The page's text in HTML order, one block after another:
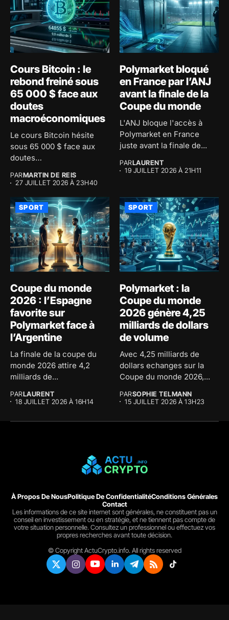
Cours Bitcoin : le
rebond freiné sous
65 000 $ face aux
doutes
macroéconomiques
Le cours Bitcoin hésite
sous 65 000 $ face aux
doutes
PARMARTIN DE REIS
27 JUILLET 2026 À 23H40
Polymarket bloqué
en France par l’ANJ
avant la finale de la
Coupe du monde
L'ANJ bloque l'accès à
Polymarket en France
juste avant la finale de...
PARLAURENT
19 JUILLET 2026 À 21H11
SPORT
Coupe du monde
2026 : l’Espagne
favorite sur
Polymarket face à
l’Argentine
La finale de la coupe du
monde 2026 attire 4,2
milliards de...
PARLAURENT
18 JUILLET 2026 À 16H14
SPORT
Polymarket : la
Coupe du monde
2026 génère 4,25
milliards de dollars
de volume
Avec 4,25 milliards de
dollars echanges sur la
Coupe du monde 2026,...
PARSOPHIE TELMANN
15 JUILLET 2026 À 13H23
À Propos De NousPolitique De ConfidentialitéConditions Générales
Contact
Les informations de ce site internet sont générales, ne constituent pas un
conseil en investissement ou en stratégie, et ne tiennent pas compte de
votre situation personnelle. Consultez un professionnel ou effectuez vos
propres recherches avant toute décision.
© Copyright ActuCrypto.info. All rights reserved